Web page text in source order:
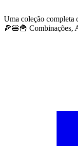
Uma coleção
🍕🍔🍟 Combinações,